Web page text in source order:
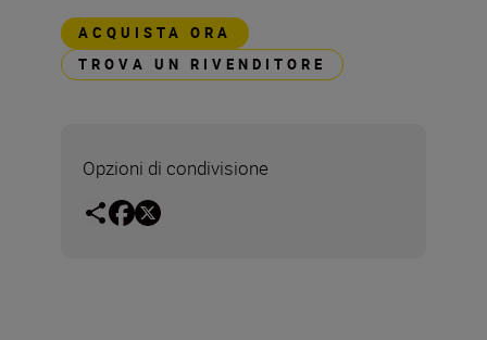
ACQUISTA ORA
TROVA UN RIVENDITORE
Opzioni di condivisione